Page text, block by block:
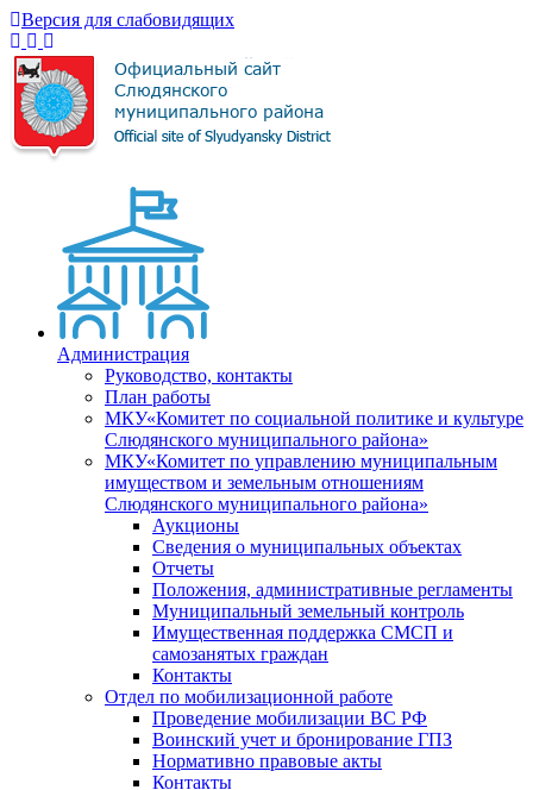
Версия для слабовидящих
Администрация
Руководство, контакты
План работы
МКУ«Комитет по социальной политике и культуре
Слюдянского муниципального района»
МКУ«Комитет по управлению муниципальным
имуществом и земельным отношениям
Слюдянского муниципального района»
Аукционы
Сведения о муниципальных объектах
Отчеты
Положения, административные регламенты
Муниципальный земельный контроль
Имущественная поддержка СМСП и
самозанятых граждан
Контакты
Отдел по мобилизационной работе
Проведение мобилизации ВС РФ
Воинский учет и бронирование ГПЗ
Нормативно правовые акты
Контакты